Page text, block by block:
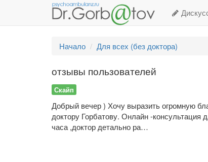
Начало Для всех (без доктора)
отзывы пользователей
Скайп
Добрый вечер ) Хочу выразить огромную
доктору Горбатову. Онлайн -консультация
часа ,доктор детально ра…